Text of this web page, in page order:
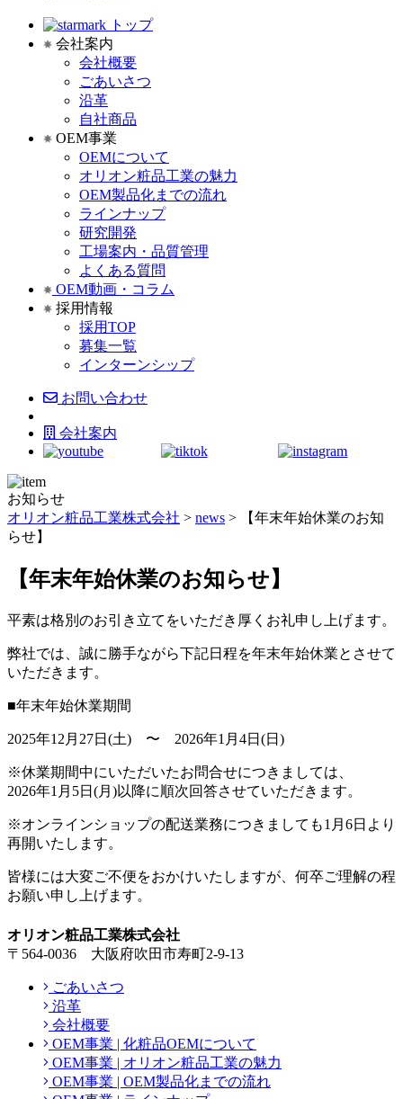
トップ
会社案内
会社概要
ごあいさつ
沿革
自社商品
OEM事業
OEMについて
オリオン粧品工業の魅力
OEM製品化までの流れ
ラインナップ
研究開発
工場案内・品質管理
よくある質問
OEM動画・コラム
採用情報
採用TOP
募集一覧
インターンシップ
お問い合わせ
会社案内
お知らせ
オリオン粧品工業株式会社 > news >
【年末年始休業のお知
らせ】
【年末年始休業のお知らせ】
平素は格別のお引き立てをいただき厚くお礼申し上げます。
弊社では、誠に勝手ながら下記日程を年末年始休業とさせて
いただきます。
■年末年始休業期間
2025年12月27日(土) 〜 2026年1月4日(日)
※休業期間中にいただいたお問合せにつきましては、
2026年1月5日(月)以降に順次回答させていただきます。
※オンラインショップの配送業務につきましても1月6日より
再開いたします。
皆様には大変ご不便をおかけいたしますが、何卒ご理解の程
お願い申し上げます。
オリオン粧品工業株式会社
〒564-0036 大阪府吹田市寿町2-9-13
ごあいさつ
沿革
会社概要
OEM事業 | 化粧品OEMについて
OEM事業 | オリオン粧品工業の魅力
OEM事業 | OEM製品化までの流れ